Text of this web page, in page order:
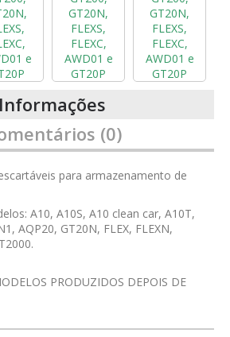
Informações
(0)
para armazenamento de
A10, A10S, A10 clean car, A10T,
AQP20, GT20N, FLEX, FLEXN,
PRODUZIDOS DEPOIS DE